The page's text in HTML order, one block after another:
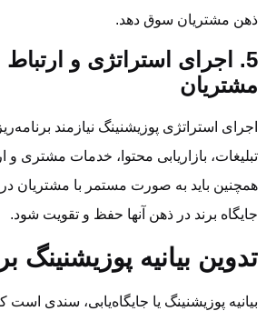
ذهن مشتریان سوق دهد.
5. اجرای استراتژی و
مشتریان
اجرای استراتژی پوزیشنینگ نیازمند
تبلیغات، بازاریابی محتوا، خدمات مشتری
همچنین باید به صورت مستمر با مشتریان در
جایگاه برند در ذهن آنها حفظ و تقویت شود.
تدوین بیانیه پوزیشنینگ
بیانیه پوزیشنینگ یا جایگاه‌یابی، سندی